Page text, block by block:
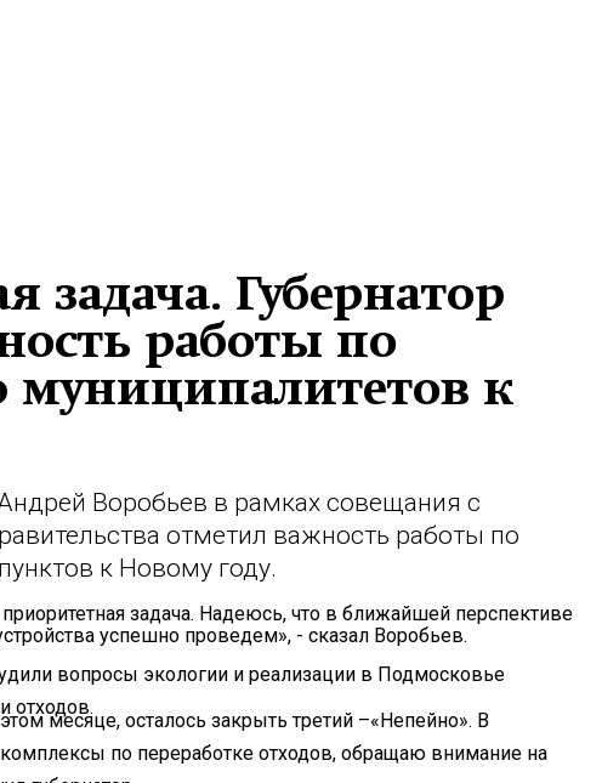
задача. Губернатор
работы по
к
Воробьев в рамках совещания с
отметил важность работы по
к Новому году.
задача. Надеюсь, что в ближайшей перспективе
успешно проведем», - сказал Воробьев.
вопросы экологии и реализации в Подмосковье
отходов.
месяце, осталось закрыть третий –«Непейно». В
по переработке отходов, обращаю внимание на